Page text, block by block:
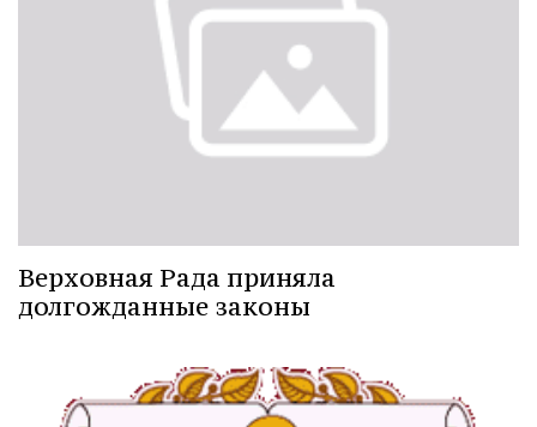
Верховная Рада приняла
долгожданные законы